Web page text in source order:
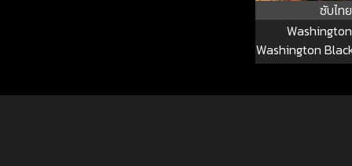
ซับไทย
Washington
4